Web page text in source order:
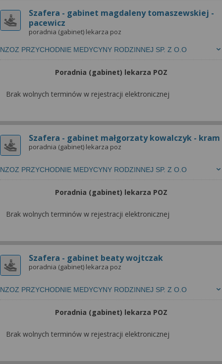
Szafera - gabinet magdaleny tomaszewskiej -
pacewicz
poradnia (gabinet) lekarza poz
NZOZ PRZYCHODNIE MEDYCYNY RODZINNEJ SP. Z O.O
Poradnia (gabinet) lekarza POZ
Brak wolnych terminów w rejestracji elektronicznej
Szafera - gabinet małgorzaty kowalczyk - kram
poradnia (gabinet) lekarza poz
NZOZ PRZYCHODNIE MEDYCYNY RODZINNEJ SP. Z O.O
Poradnia (gabinet) lekarza POZ
Brak wolnych terminów w rejestracji elektronicznej
Szafera - gabinet beaty wojtczak
poradnia (gabinet) lekarza poz
NZOZ PRZYCHODNIE MEDYCYNY RODZINNEJ SP. Z O.O
Poradnia (gabinet) lekarza POZ
Brak wolnych terminów w rejestracji elektronicznej